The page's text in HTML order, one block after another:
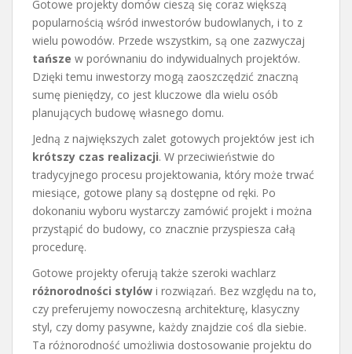
Gotowe projekty domów cieszą się coraz większą
popularnością wśród inwestorów budowlanych, i to z
wielu powodów. Przede wszystkim, są one zazwyczaj
tańsze w porównaniu do indywidualnych projektów.
Dzięki temu inwestorzy mogą zaoszczędzić znaczną
sumę pieniędzy, co jest kluczowe dla wielu osób
planujących budowę własnego domu.
Jedną z największych zalet gotowych projektów jest ich
krótszy czas realizacji. W przeciwieństwie do
tradycyjnego procesu projektowania, który może trwać
miesiące, gotowe plany są dostępne od ręki. Po
dokonaniu wyboru wystarczy zamówić projekt i można
przystąpić do budowy, co znacznie przyspiesza całą
procedurę.
Gotowe projekty oferują także szeroki wachlarz
różnorodności stylów i rozwiązań. Bez względu na to,
czy preferujemy nowoczesną architekturę, klasyczny
styl, czy domy pasywne, każdy znajdzie coś dla siebie.
Ta różnorodność umożliwia dostosowanie projektu do